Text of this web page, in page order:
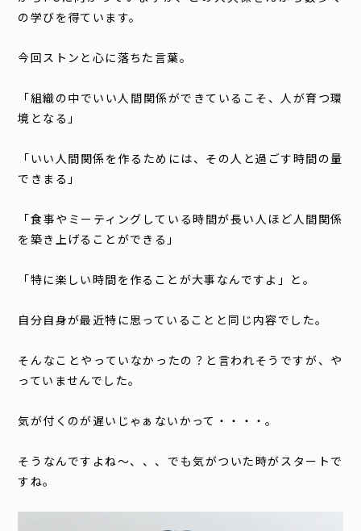
の学びを得ています。
今回ストンと心に落ちた言葉。
「組織の中でいい人間関係ができているこそ、人が育つ環
境となる」
「いい人間関係を作るためには、その人と過ごす時間の量
できまる」
「食事やミーティングしている時間が長い人ほど人間関係
を築き上げることができる」
「特に楽しい時間を作ることが大事なんですよ」と。
自分自身が最近特に思っていることと同じ内容でした。
そんなことやっていなかったの？と言われそうですが、や
っていませんでした。
気が付くのが遅いじゃぁないかって・・・・。
そうなんですよね〜、、、でも気がついた時がスタートで
すね。